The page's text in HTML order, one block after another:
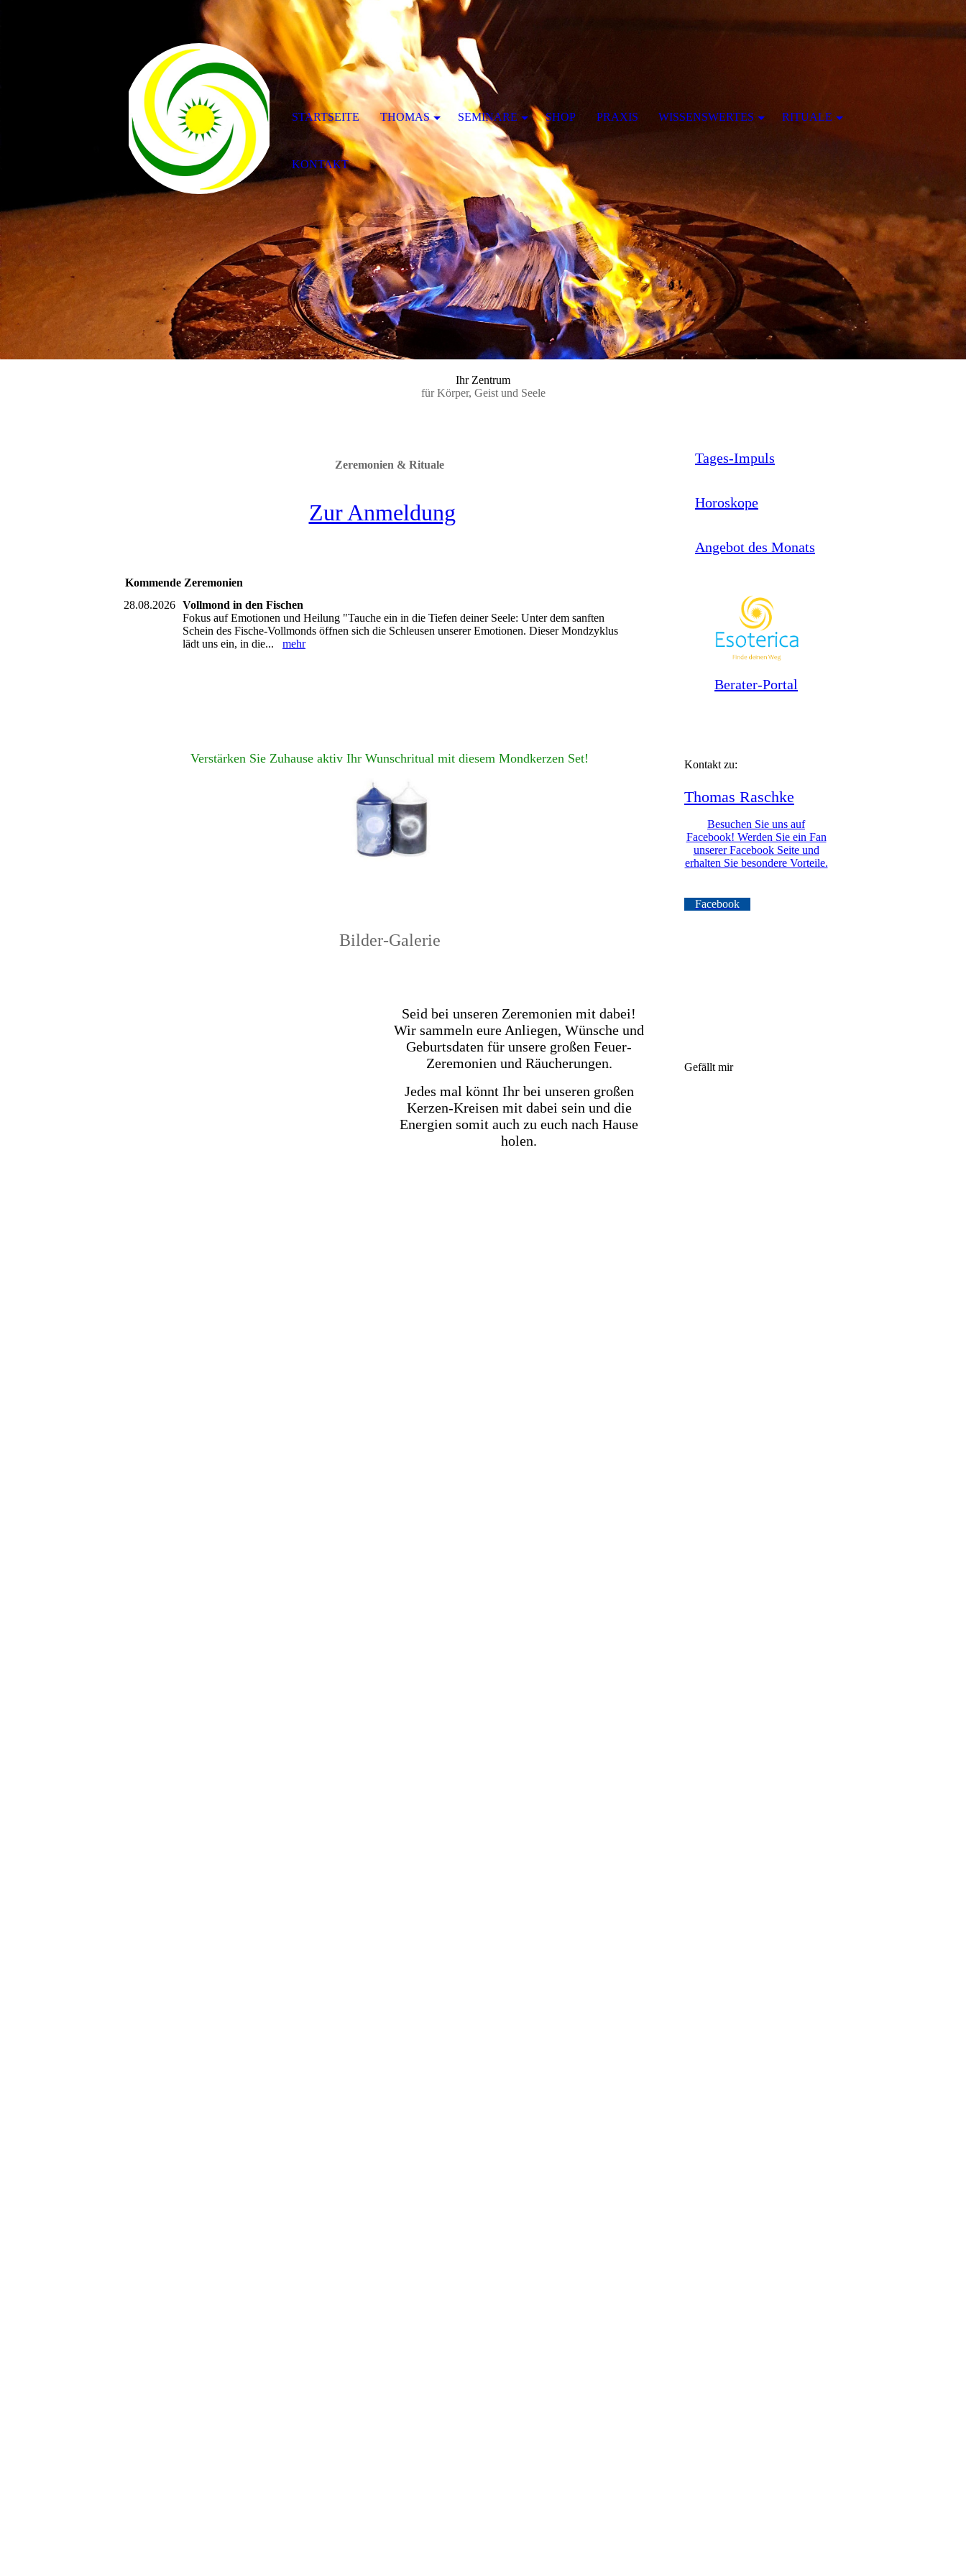
Ihr Zentrum
für Körper, Geist und Seele
Zeremonien & Rituale
Zur Anmeldung
Kommende Zeremonien
28.08.2026 Vollmond in den Fischen
Fokus auf Emotionen und Heilung "Tauche ein in die Tiefen deiner Seele: Unter dem sanften
Schein des Fische-Vollmonds öffnen sich die Schleusen unserer Emotionen. Dieser Mondzyklus
lädt uns ein, in die... mehr
Verstärken Sie Zuhause aktiv Ihr Wunschritual mit diesem Mondkerzen Set!
Bilder-Galerie
Seid bei unseren Zeremonien mit dabei!
Wir sammeln eure Anliegen, Wünsche und
Geburtsdaten für unsere großen Feuer-
Zeremonien und Räucherungen.
Jedes mal könnt Ihr bei unseren großen
Kerzen-Kreisen mit dabei sein und die
Energien somit auch zu euch nach Hause
holen.
Tages-Impuls
Horoskope
Angebot des Monats
Berater-Portal
Kontakt zu:
Thomas Raschke
Besuchen Sie uns auf
Facebook! Werden Sie ein Fan
unserer Facebook Seite und
erhalten Sie besondere Vorteile.
Facebook
Gefällt mir
STARTSEITE THOMAS SEMINARE SHOP PRAXIS WISSENSWERTES RITUALE
KONTAKT